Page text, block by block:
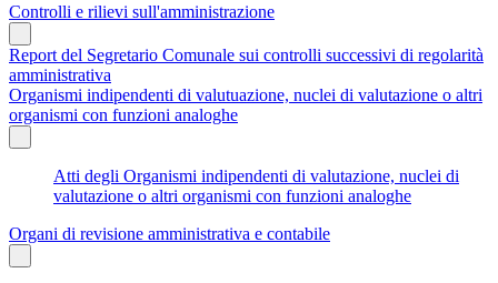
Controlli e rilievi sull'amministrazione
Report del Segretario Comunale sui controlli successivi di regolarità
amministrativa
Organismi indipendenti di valutuazione, nuclei di valutazione o altri
organismi con funzioni analoghe
Atti degli Organismi indipendenti di valutazione, nuclei di
valutazione o altri organismi con funzioni analoghe
Organi di revisione amministrativa e contabile